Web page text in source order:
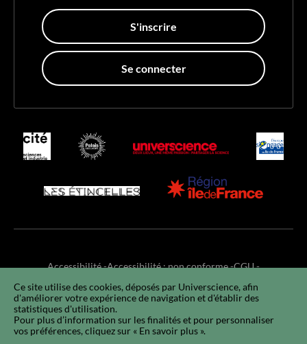
Ce site utilise des cookies, déposés par Universcience, afin
d'améliorer votre expérience de navigation et d'établir des
statistiques d'utilisation.
Pour plus d’information sur les finalités et pour personnaliser
vos préférences, cliquez sur « En savoir plus ».
S'inscrire
Se connecter
Accessibilité Accessibilité : non conforme CGU
Mentions légales RGPD Utilisation des cookies Plan du site